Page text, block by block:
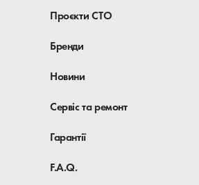
Проєкти СТО
Бренди
Новини
Сервіс та ремонт
Гарантії
F.A.Q.